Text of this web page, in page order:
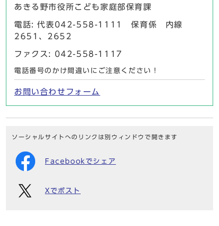
あきる野市役所こども家庭部保育課
電話: 代表042-558-1111 保育係 内線
2651、2652
ファクス: 042-558-1117
電話番号のかけ間違いにご注意ください！
お問い合わせフォーム
ソーシャルサイトへのリンクは別ウィンドウで開きます
Facebookでシェア
Xでポスト